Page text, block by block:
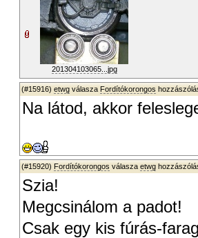
201304103065...jpg
(#15916) etwg válasza Fordítókorongos
Na látod, akkor
(#15920) Fordítókorongos válasza etwg
Szia!
Megcsinálom a padot!
Csak egy kis fúrás-